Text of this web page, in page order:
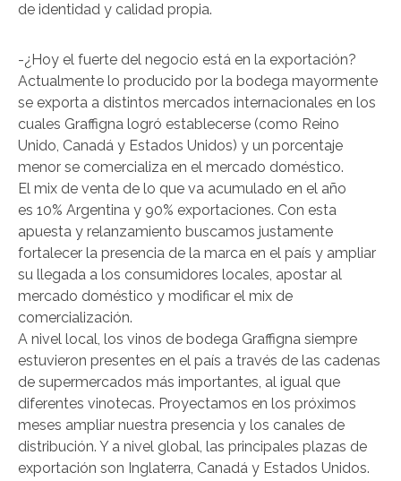
de identidad y calidad propia.
-¿Hoy el fuerte del negocio está en la exportación?
Actualmente lo producido por la bodega mayormente
se exporta a distintos mercados internacionales en los
cuales Graffigna logró establecerse (como Reino
Unido, Canadá y Estados Unidos) y un porcentaje
menor se comercializa en el mercado doméstico.
El mix de venta de lo que va acumulado en el año
es 10% Argentina y 90% exportaciones. Con esta
apuesta y relanzamiento buscamos justamente
fortalecer la presencia de la marca en el país y ampliar
su llegada a los consumidores locales, apostar al
mercado doméstico y modificar el mix de
comercialización.
A nivel local, los vinos de bodega Graffigna siempre
estuvieron presentes en el país a través de las cadenas
de supermercados más importantes, al igual que
diferentes vinotecas. Proyectamos en los próximos
meses ampliar nuestra presencia y los canales de
distribución. Y a nivel global, las principales plazas de
exportación son Inglaterra, Canadá y Estados Unidos.